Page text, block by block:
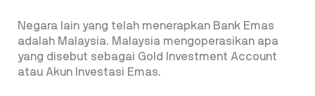
Negara lain yang telah menerapkan Bank Emas
adalah Malaysia. Malaysia mengoperasikan apa
yang disebut sebagai Gold Investment Account
atau Akun Investasi Emas.